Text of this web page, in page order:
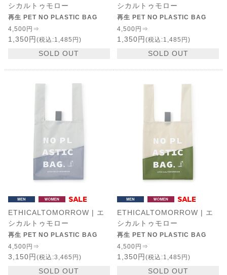
シカルトゥモロー
再生 PET NO PLASTIC BAG
4,500円⇒
1,350円 (税込:1,485円)
SOLD OUT
シカルトゥモロー
再生 PET NO PLASTIC BAG
4,500円⇒
1,350円 (税込:1,485円)
SOLD OUT
ETHICALTOMORROW | エ
シカルトゥモロー
再生 PET NO PLASTIC BAG
4,500円⇒
3,150円 (税込:3,465円)
SOLD OUT
ETHICALTOMORROW | エ
シカルトゥモロー
再生 PET NO PLASTIC BAG
4,500円⇒
1,350円 (税込:1,485円)
SOLD OUT